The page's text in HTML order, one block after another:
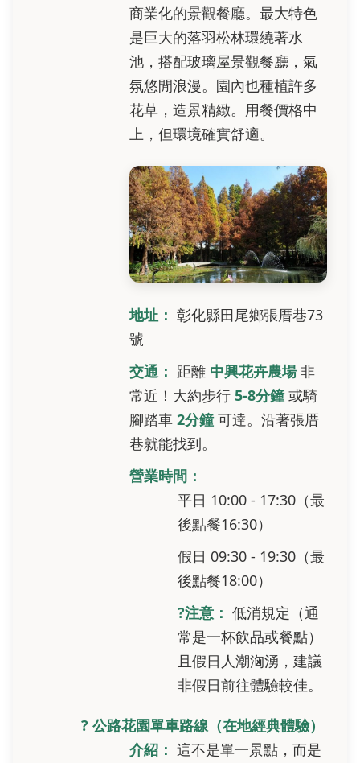
商業化的景觀餐廳。最大特色
是巨大的落羽松林環繞著水
池，搭配玻璃屋景觀餐廳，氣
氛悠閒浪漫。園內也種植許多
花草，造景精緻。用餐價格中
上，但環境確實舒適。
地址： 彰化縣田尾鄉張厝巷73
號
交通： 距離 中興花卉農場非
常近！大約步行 5-8分鐘或騎
腳踏車 2分鐘可達。沿著張厝
巷就能找到。
營業時間：
平日 10:00 - 17:30（最
後點餐16:30）
假日 09:30 - 19:30（最
後點餐18:00）
?注意： 低消規定（通
常是一杯飲品或餐點）
且假日人潮洶湧，建議
非假日前往體驗較佳。
? 公路花園單車路線（在地經典體驗）
介紹： 這不是單一景點，而是